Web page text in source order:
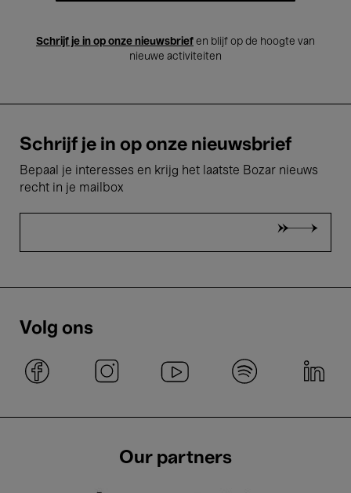
Schrijf je in op onze nieuwsbrief en blijf op de hoogte van
nieuwe activiteiten
Schrijf je in op onze nieuwsbrief
Bepaal je interesses en krijg het laatste Bozar nieuws
recht in je mailbox
Volg ons
Our partners